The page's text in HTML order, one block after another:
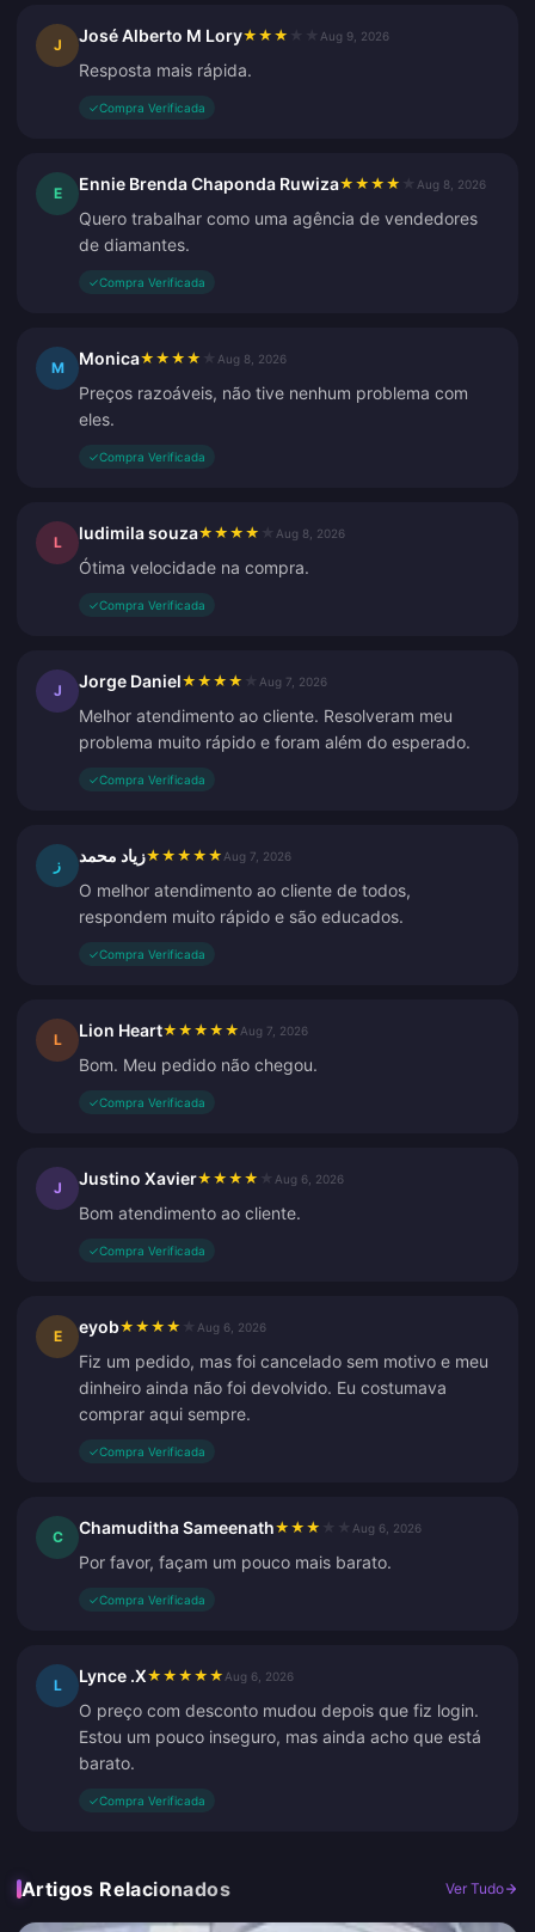
J José Alberto M Lory★ ★ ★ Aug 9, 2026
Resposta mais rápida.
✓Compra Verificada
E Ennie Brenda Chaponda Ruwiza★ ★ ★ ★ Aug 8, 2026
Quero trabalhar como uma agência de vendedores
de diamantes.
✓Compra Verificada
M Monica★ ★ ★ ★ Aug 8, 2026
Preços razoáveis, não tive nenhum problema com
eles.
✓Compra Verificada
L ludimila souza★ ★ ★ ★ Aug 8, 2026
Ótima velocidade na compra.
✓Compra Verificada
J Jorge Daniel★ ★ ★ ★ Aug 7, 2026
Melhor atendimento ao cliente. Resolveram meu
problema muito rápido e foram além do esperado.
✓Compra Verificada
ز زياد محمد★ ★ ★ ★ ★ Aug 7, 2026
O melhor atendimento ao cliente de todos,
respondem muito rápido e são educados.
✓Compra Verificada
L Lion Heart★ ★ ★ ★ ★ Aug 7, 2026
Bom. Meu pedido não chegou.
✓Compra Verificada
J Justino Xavier★ ★ ★ ★ Aug 6, 2026
Bom atendimento ao cliente.
✓Compra Verificada
E eyob★ ★ ★ ★ Aug 6, 2026
Fiz um pedido, mas foi cancelado sem motivo e meu
dinheiro ainda não foi devolvido. Eu costumava
comprar aqui sempre.
✓Compra Verificada
C Chamuditha Sameenath★ ★ ★ Aug 6, 2026
Por favor, façam um pouco mais barato.
✓Compra Verificada
L Lynce .X★ ★ ★ ★ ★ Aug 6, 2026
O preço com desconto mudou depois que fiz login.
Estou um pouco inseguro, mas ainda acho que está
barato.
✓Compra Verificada
Artigos Relacionados Ver Tudo